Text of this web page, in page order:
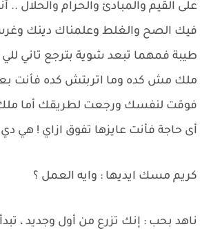
على القيم والمبادئ والحرام والحلال ..
فيك الصح والغلط وعلمناك دينك
طيبة فمهما تبعد شوية بترجع تاني للي
ملك مش كده وما اتربتش كده فأنت
فوقت لنفسك ورجعت لطريقك أما
أى حاجة فأنت عايزها تفوق ازاي ! هي
كريم مسك ايديها : وايه العمل ؟
ناهد بحب : إنك تزرع من أول وجديد ،